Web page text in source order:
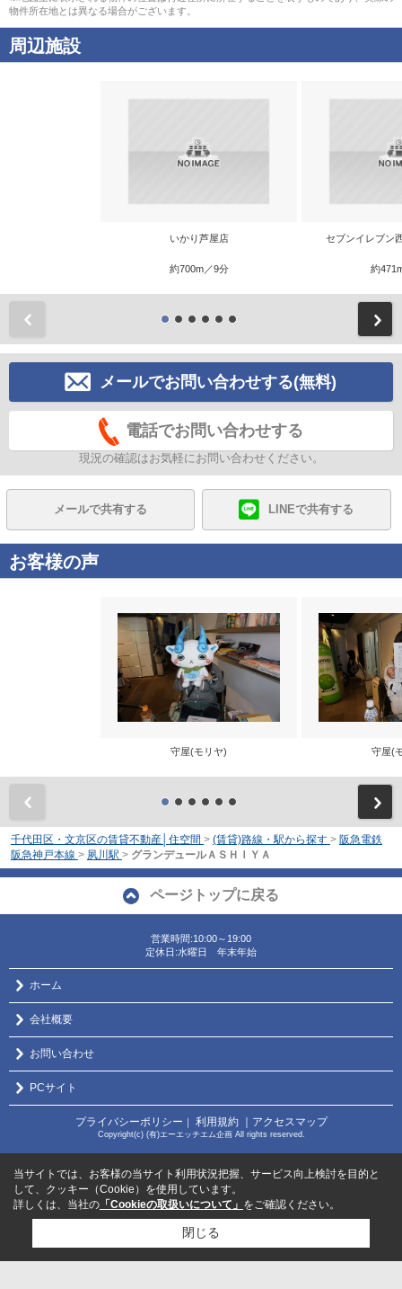
物件所在地とは異なる場合がございます。
周辺施設
いかり芦屋店
約700m／9分
セブンイレブン
約
メールでお問い合わせする(無料)
電話でお問い合わせする
現況の確認はお気軽にお問い合わせください。
メールで共有する LINEで共有する
お客様の声
守屋(モリヤ) 守屋(
千代田区・文京区の賃貸不動産│住空間 > (賃貸)路線・駅から探す > 阪急電鉄
阪急神戸本線 > 夙川駅 > グランデュールＡＳＨＩＹＡ
ページトップに戻る
営業時間:10:00～19:00
定休日:水曜日 年末年始
ホーム
会社概要
お問い合わせ
PCサイト
プライバシーポリシー 利用規約 ｜アクセスマップ
Copyright(c) (有)エーエッチエム企画 All rights reserved.
当サイトでは、お客様の当サイト利用状況把握、サービス向上検討を目的と
して、クッキー（Cookie）を使用しています。
詳しくは、当社の 「Cookieの取扱いについて」 をご確認ください。
閉じる